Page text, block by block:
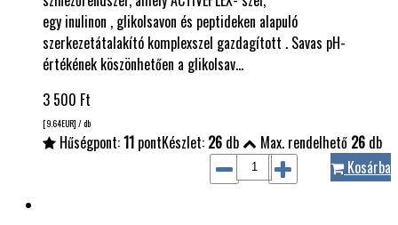
egy inulinon , glikolsavon és peptideken alapuló
szerkezetátalakító komplexszel gazdagított . Savas pH-
értékének köszönhetően a glikolsav…
3 500 Ft
[9.64EUR] / db
Hűségpont:11 pontKészlet: 26 db Max. rendelhető 26 db
Kosárba